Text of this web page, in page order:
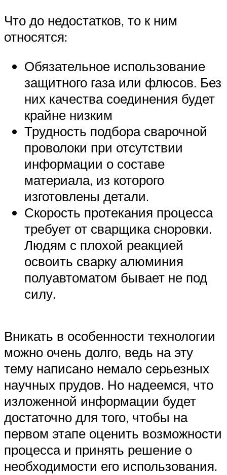
Что до недостатков, то к ним
относятся:
Обязательное использование
защитного газа или флюсов. Без
них качества соединения будет
крайне низким
Трудность подбора сварочной
проволоки при отсутствии
информации о составе
материала, из которого
изготовлены детали.
Скорость протекания процесса
требует от сварщика сноровки.
Людям с плохой реакцией
освоить сварку алюминия
полуавтоматом бывает не под
силу.
Вникать в особенности технологии
можно очень долго, ведь на эту
тему написано немало серьезных
научных прудов. Но надеемся, что
изложенной информации будет
достаточно для того, чтобы на
первом этапе оценить возможности
процесса и принять решение о
необходимости его использования.